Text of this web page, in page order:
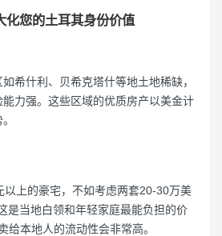
化您的土耳其身份价值
希什利、贝希克塔什等地土地稀缺，
力强。这些区域的优质房产以美金计
以上的豪宅，不如考虑两套20-30万美
是当地白领和年轻家庭最能负担的价
给本地人的流动性会非常高。